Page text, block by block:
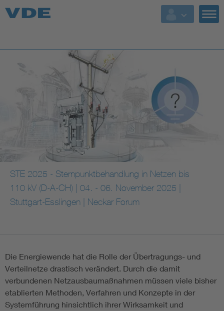
STE 2025 - Sternpunktbehandlung in Netzen bis
110 kV (D-A-CH) | 04. - 06. November 2025 |
Stuttgart-Esslingen | Neckar Forum
Die Energiewende hat die Rolle der Übertragungs- und
Verteilnetze drastisch verändert. Durch die damit
verbundenen Netzausbaumaßnahmen müssen viele bisher
etablierten Methoden, Verfahren und Konzepte in der
Systemführung hinsichtlich ihrer Wirksamkeit und